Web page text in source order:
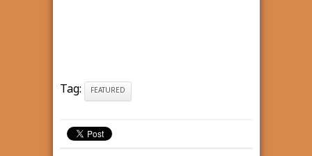
Tag: FEATURED